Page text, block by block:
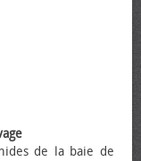
de la baie de